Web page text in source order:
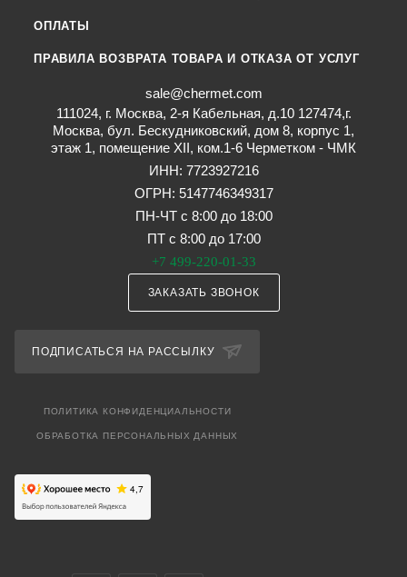
ОПЛАТЫ
ПРАВИЛА ВОЗВРАТА ТОВАРА И ОТКАЗА ОТ УСЛУГ
sale@chermet.com
111024, г. Москва, 2-я Кабельная, д.10 127474,г.
Москва, бул. Бескудниковский, дом 8, корпус 1,
этаж 1, помещение XII, ком.1-6 Черметком - ЧМК
ИНН: 7723927216
ОГРН: 5147746349317
ПН-ЧТ с 8:00 до 18:00
ПТ с 8:00 до 17:00
+7 499-220-01-33
ЗАКАЗАТЬ ЗВОНОК
ПОДПИСАТЬСЯ НА РАССЫЛКУ
ПОЛИТИКА КОНФИДЕНЦИАЛЬНОСТИ
ОБРАБОТКА ПЕРСОНАЛЬНЫХ ДАННЫХ